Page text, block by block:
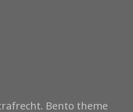
Bento theme